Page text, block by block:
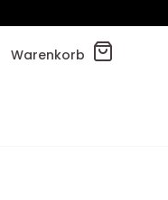
Warenkorb